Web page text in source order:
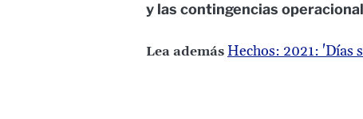
y las contingencias
Lea además Hechos: 2021: 'Días